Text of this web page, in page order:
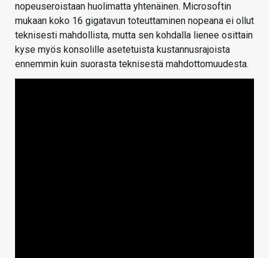
nopeuseroistaan huolimatta yhtenäinen. Microsoftin
mukaan koko 16 gigatavun toteuttaminen nopeana ei ollut
teknisesti mahdollista, mutta sen kohdalla lienee osittain
kyse myös konsolille asetetuista kustannusrajoista
ennemmin kuin suorasta teknisestä mahdottomuudesta.